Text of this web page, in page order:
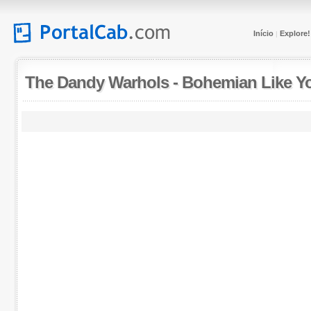
Início| Explore!
The Dandy Warhols- Bohemian Like